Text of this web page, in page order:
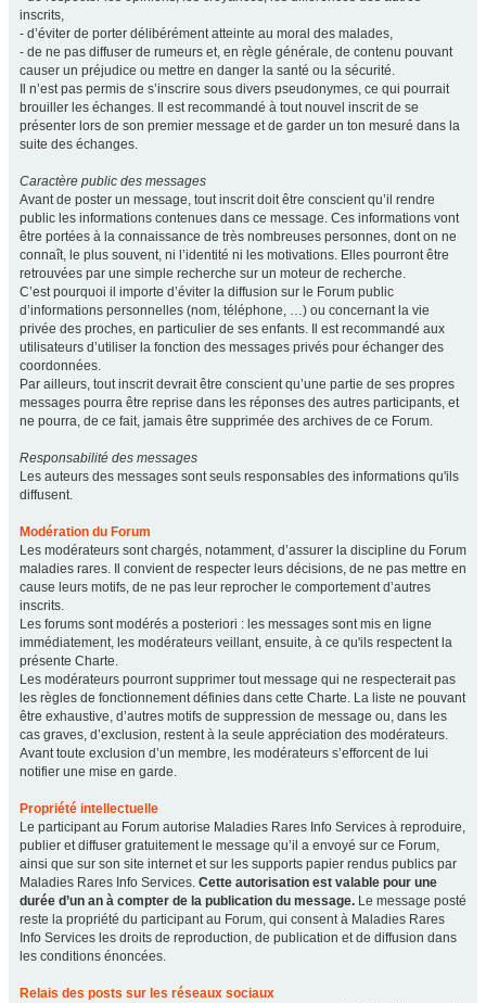
inscrits,
- d’éviter de porter délibérément atteinte au moral des malades,
- de ne pas diffuser de rumeurs et, en règle générale, de contenu pouvant
causer un préjudice ou mettre en danger la santé ou la sécurité.
Il n’est pas permis de s’inscrire sous divers pseudonymes, ce qui pourrait
brouiller les échanges. Il est recommandé à tout nouvel inscrit de se
présenter lors de son premier message et de garder un ton mesuré dans la
suite des échanges.
Caractère public des messages
Avant de poster un message, tout inscrit doit être conscient qu’il rendre
public les informations contenues dans ce message. Ces informations vont
être portées à la connaissance de très nombreuses personnes, dont on ne
connaît, le plus souvent, ni l’identité ni les motivations. Elles pourront être
retrouvées par une simple recherche sur un moteur de recherche.
C’est pourquoi il importe d’éviter la diffusion sur le Forum public
d’informations personnelles (nom, téléphone, …) ou concernant la vie
privée des proches, en particulier de ses enfants. Il est recommandé aux
utilisateurs d’utiliser la fonction des messages privés pour échanger des
coordonnées.
Par ailleurs, tout inscrit devrait être conscient qu’une partie de ses propres
messages pourra être reprise dans les réponses des autres participants, et
ne pourra, de ce fait, jamais être supprimée des archives de ce Forum.
Responsabilité des messages
Les auteurs des messages sont seuls responsables des informations qu'ils
diffusent.
Modération du Forum
Les modérateurs sont chargés, notamment, d’assurer la discipline du Forum
maladies rares. Il convient de respecter leurs décisions, de ne pas mettre en
cause leurs motifs, de ne pas leur reprocher le comportement d’autres
inscrits.
Les forums sont modérés a posteriori : les messages sont mis en ligne
immédiatement, les modérateurs veillant, ensuite, à ce qu'ils respectent la
présente Charte.
Les modérateurs pourront supprimer tout message qui ne respecterait pas
les règles de fonctionnement définies dans cette Charte. La liste ne pouvant
être exhaustive, d’autres motifs de suppression de message ou, dans les
cas graves, d’exclusion, restent à la seule appréciation des modérateurs.
Avant toute exclusion d’un membre, les modérateurs s’efforcent de lui
notifier une mise en garde.
Propriété intellectuelle
Le participant au Forum autorise Maladies Rares Info Services à reproduire,
publier et diffuser gratuitement le message qu’il a envoyé sur ce Forum,
ainsi que sur son site internet et sur les supports papier rendus publics par
Maladies Rares Info Services. Cette autorisation est valable pour une
durée d’un an à compter de la publication du message. Le message posté
reste la propriété du participant au Forum, qui consent à Maladies Rares
Info Services les droits de reproduction, de publication et de diffusion dans
les conditions énoncées.
Relais des posts sur les réseaux sociaux